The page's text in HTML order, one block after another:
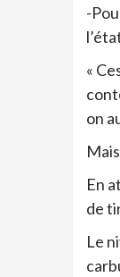
-
«
on
En
de
Le